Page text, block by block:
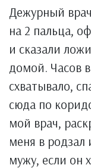
Дежурный
на 2 пальца,
и сказали
домой. Часов
схватывало,
сюда по
мой врач,
меня в родзал
мужу, если он